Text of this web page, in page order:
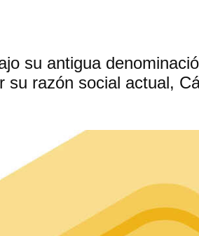
su antigua
su razón social actual,